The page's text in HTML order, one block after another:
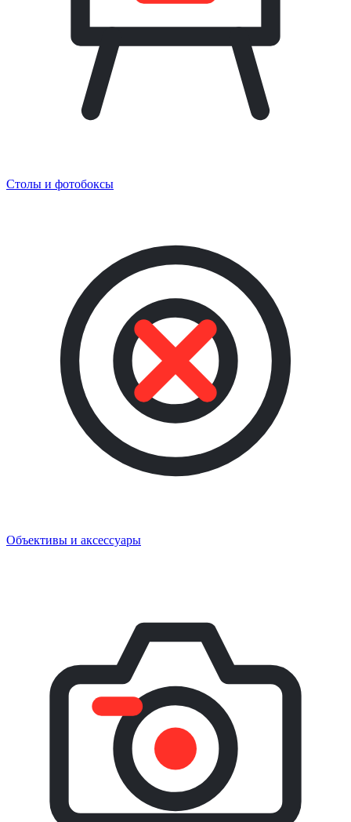
Столы и фотобоксы
Объективы и аксессуары